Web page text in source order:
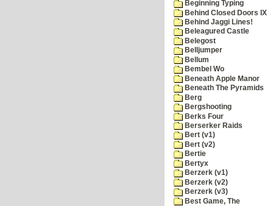
Beginning Typing
Behind Closed Doors IX
Behind Jaggi Lines!
Beleagured Castle
Belegost
Belljumper
Bellum
Bembel Wo
Beneath Apple Manor
Beneath The Pyramids
Berg
Bergshooting
Berks Four
Berserker Raids
Bert (v1)
Bert (v2)
Bertie
Bertyx
Berzerk (v1)
Berzerk (v2)
Berzerk (v3)
Best Game, The